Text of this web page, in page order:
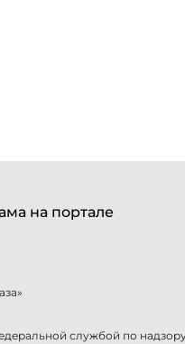
на портале
службой по